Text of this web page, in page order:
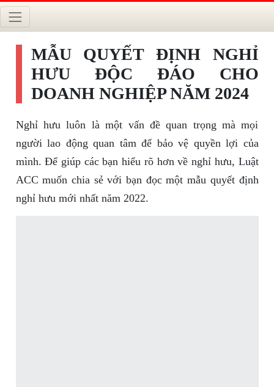
MẪU QUYẾT ĐỊNH NGHỈ
HƯU ĐỘC ĐÁO CHO
DOANH NGHIỆP NĂM 2024
Nghỉ hưu luôn là một vấn đề quan trọng mà mọi
người lao động quan tâm để bảo vệ quyền lợi của
mình. Để giúp các bạn hiểu rõ hơn về nghỉ hưu, Luật
ACC muốn chia sẻ với bạn đọc một mẫu quyết định
nghỉ hưu mới nhất năm 2022.